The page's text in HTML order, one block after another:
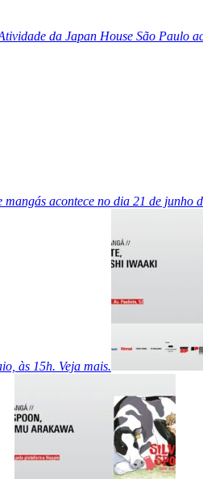
da Japan House São Paulo
acontece no dia 21 de junho
às 15h. Veja mais.